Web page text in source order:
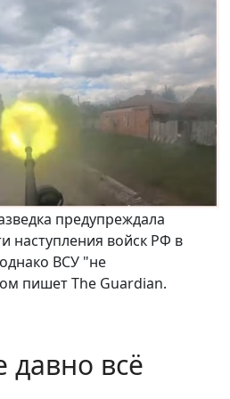
предупреждала
наступления войск РФ в
ВСУ "не
пишет The Guardian.
давно всё